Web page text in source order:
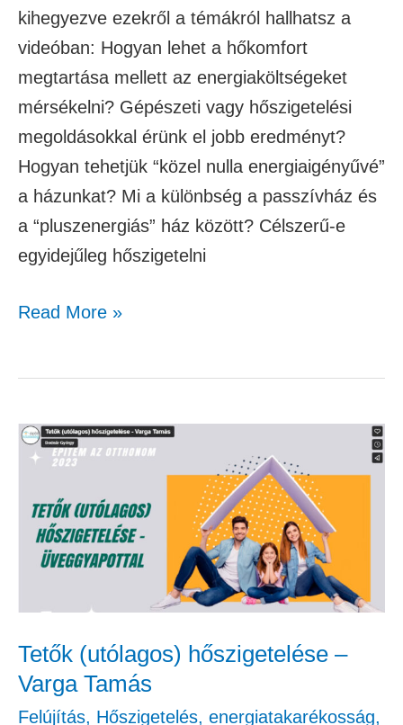
kihegyezve ezekről a témákról hallhatsz a
videóban: Hogyan lehet a hőkomfort
megtartása mellett az energiaköltségeket
mérsékelni? Gépészeti vagy hőszigetelési
megoldásokkal érünk el jobb eredményt?
Hogyan tehetjük “közel nulla energiaigényűvé”
a házunkat? Mi a különbség a passzívház és
a “pluszenergiás” ház között? Célszerű-e
egyidejűleg hőszigetelni
Read More »
Tetők (utólagos) hőszigetelése –
Varga Tamás
Felújítás, Hőszigetelés, energiatakarékosság,
Tetők
(utólagos)
hőszigetelése
Varga